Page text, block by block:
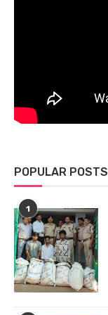
POPULAR POSTS
1